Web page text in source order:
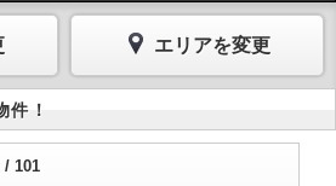
エリアを変更
件！
/ 101